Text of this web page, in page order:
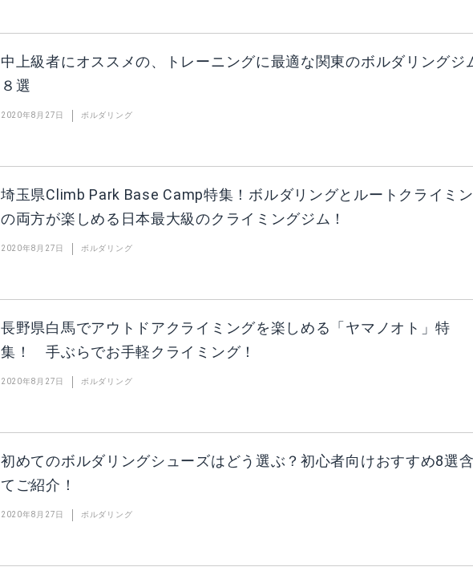
中上級者にオススメの、トレーニングに最適な関東のボルダリングジ
８選
2020年8月27日 ボルダリング
埼玉県Climb Park Base Camp特集！ボルダリングとルートクライミ
の両方が楽しめる日本最大級のクライミングジム！
2020年8月27日 ボルダリング
長野県白馬でアウトドアクライミングを楽しめる「ヤマノオト」特
集！ 手ぶらでお手軽クライミング！
2020年8月27日 ボルダリング
初めてのボルダリングシューズはどう選ぶ？初心者向けおすすめ8選
てご紹介！
2020年8月27日 ボルダリング